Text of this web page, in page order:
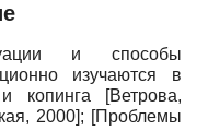
и способы
изучаются в
и копинга
[Ветрова,
2000]; [Проблемы